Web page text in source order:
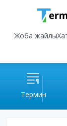
Жоба жайлы
Термин